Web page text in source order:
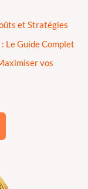
et Stratégies
Le Guide Complet
vos